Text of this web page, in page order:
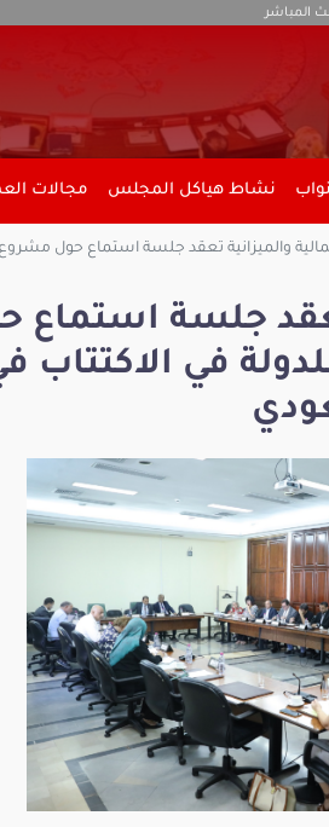
المباشر
نشاط هياكل المجلس مجالات
والميزانية تعقد جلسة استماع حول
تعقد جلسة استماع
في الاكتتاب